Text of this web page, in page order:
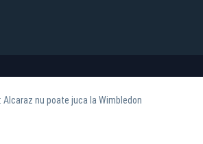
Alcaraz nu poate juca la Wimbledon